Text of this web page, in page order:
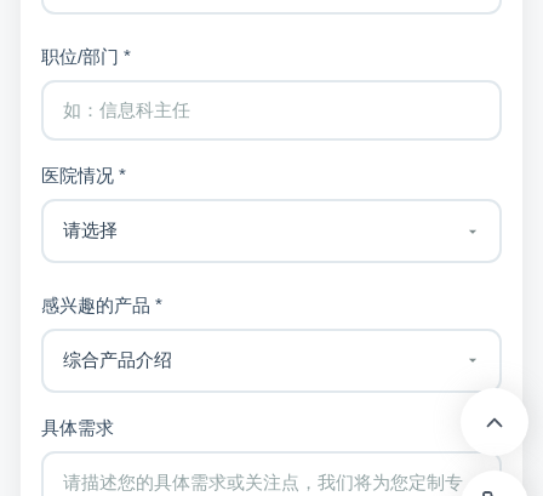
职位/部门 *
医院情况 *
感兴趣的产品 *
具体需求